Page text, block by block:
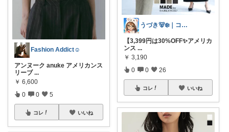
Fashion Addict☺︎
アンヌーク anuke アメリカンス
リーブ ...
￥ 6,600
0 0 5
コレ いいね
うづき🐻‍❄️｜コレ好き！を届けたい✨
【3,399円は30%OFF✨アメリカ
ンス ...
￥ 3,190
0 0 26
コレ いいね